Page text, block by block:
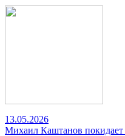
13.05.2026
Михаил Каштанов покидает